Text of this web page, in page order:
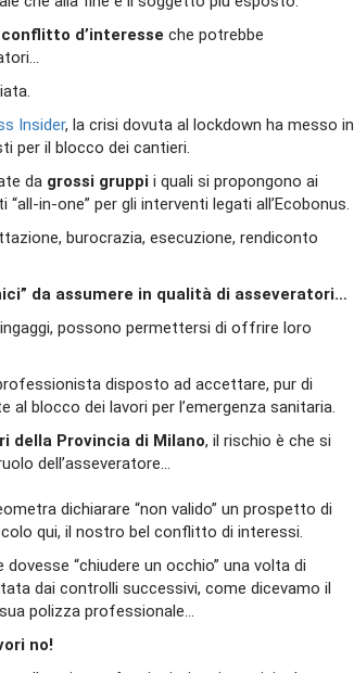
d’interesse che potrebbe
Insider, la crisi dovuta al lockdown ha messo in
per il blocco dei cantieri.
da grossi gruppi i quali si propongono ai
in-one” per gli interventi legati all’Ecobonus.
burocrazia, esecuzione, rendiconto
da assumere in qualità di asseveratori…
possono permettersi di offrire loro
disposto ad accettare, pur di
blocco dei lavori per l’emergenza sanitaria.
della Provincia di Milano, il rischio è che si
dell’asseveratore…
dichiarare “non valido” un prospetto di
qui, il nostro bel conflitto di interessi.
“chiudere un occhio” una volta di
dai controlli successivi, come dicevamo il
polizza professionale…
no!